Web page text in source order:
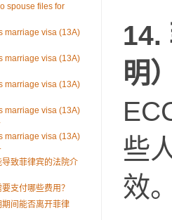
14.
明
些
效
spouse files for
marriage visa (13A)
marriage visa (13A)
marriage visa (13A)
marriage visa (13A)
marriage visa (13A)
致菲律宾的法院介
支付哪些费用？
间能否离开菲律